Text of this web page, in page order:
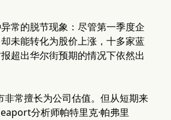
常的脱节现象：尽管第一季度企
未能转化为股价上涨，十多家蓝
超出华尔街预期的情况下依然出
非常擅长为公司估值。但从短期来
分析师帕特里克·帕弗里